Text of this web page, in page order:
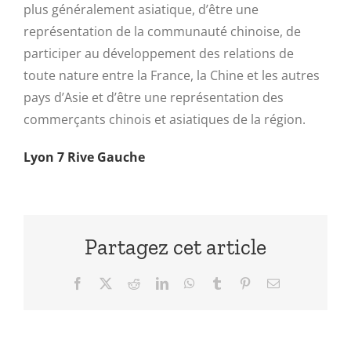
plus généralement asiatique, d’être une
représentation de la communauté chinoise, de
participer au développement des relations de
toute nature entre la France, la Chine et les autres
pays d’Asie et d’être une représentation des
commerçants chinois et asiatiques de la région.
Lyon 7 Rive Gauche
Partagez cet article
Facebook RedditLinkedInWhatsApp
Tumblr PinterestEmail